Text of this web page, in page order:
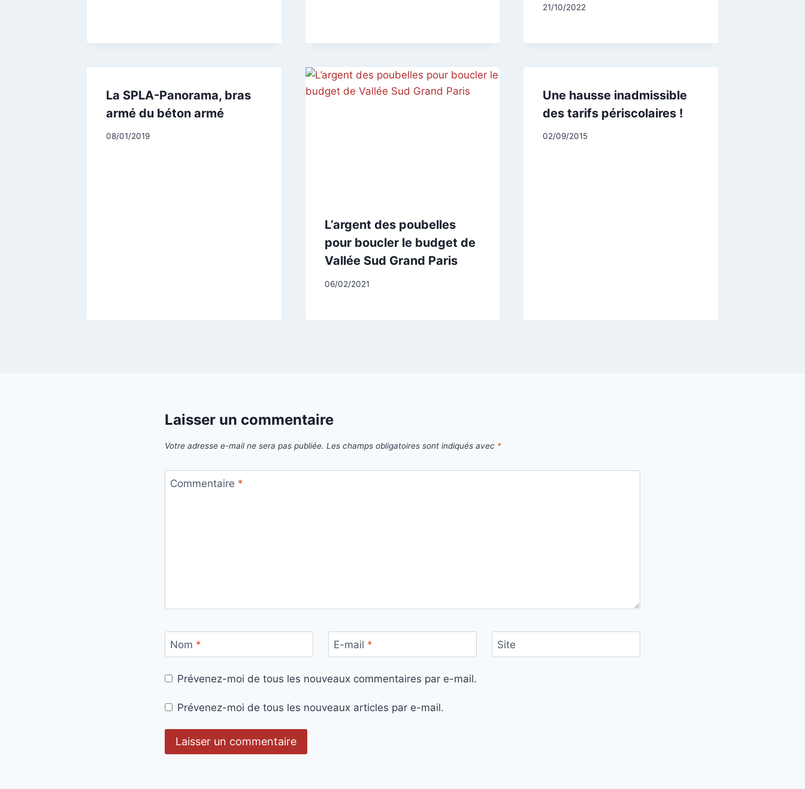
Par
21/10/2022
La SPLA-Panorama, bras
armé du béton armé
Par
08/01/2019
L’argent des poubelles
pour boucler le budget de
Vallée Sud Grand Paris
Par
06/02/2021
Une hausse inadmissible
des tarifs périscolaires !
Par
02/09/2015
Laisser un commentaire
Votre adresse e-mail ne sera pas publiée. Les champs obligatoires sont indiqués avec *
Commentaire *
Nom * E-mail * Site
Prévenez-moi de tous les nouveaux commentaires par e-mail.
Prévenez-moi de tous les nouveaux articles par e-mail.